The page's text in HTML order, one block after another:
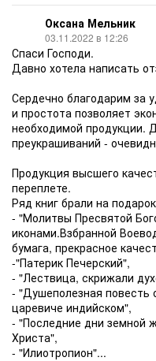
Оксана Мельник
03.11.2022 в 12:26
Спаси Господи.
Давно хотела написать
Сердечно благодарим за
и простота позволяет
необходимой продукции.
преукрашиваний -
Продукция высшего
переплете.
Ряд книг брали на
- "Молитвы Пресвятой
иконами.Взбранной
бумага, прекрасное
-"Патерик Печерский",
- "Лествица, скрижали
- "Душеполезная повесть
царевиче индийском",
- "Последние дни земной
Христа",
- "Илиотропион"...